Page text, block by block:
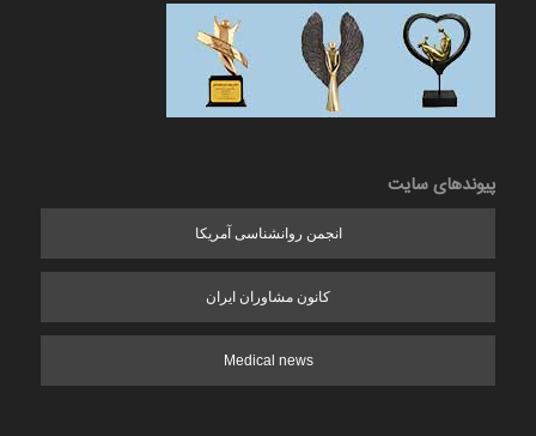
پیوندهای سایت
انجمن روانشناسی آمریکا
کانون مشاوران ایران
Medical news